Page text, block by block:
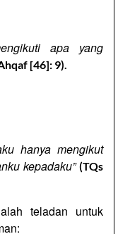
apa yang
[46]: 9).
hanya mengikut
kepadaku”(TQs
teladan untuk